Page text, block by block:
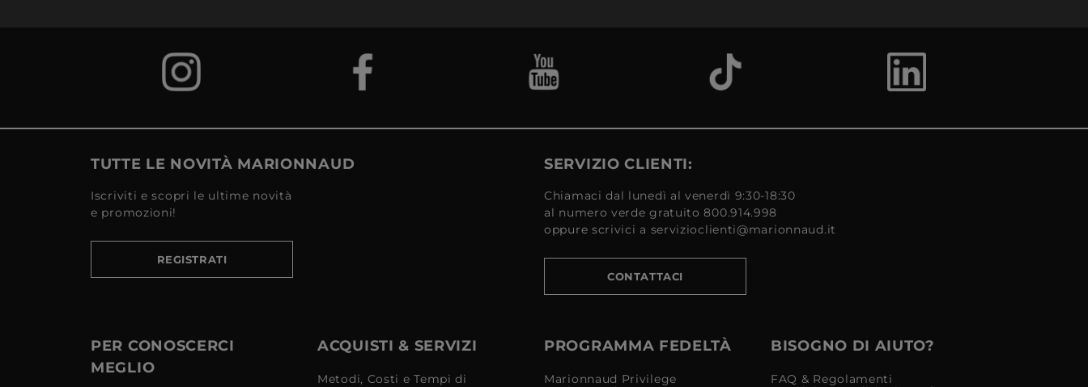
TUTTE LE NOVITÀ MARIONNAUD
Iscriviti e scopri le ultime novità
e promozioni!
REGISTRATI
SERVIZIO CLIENTI:
Chiamaci dal lunedì al venerdì 9:30-18:30
al numero verde gratuito 800.914.998
oppure scrivici a servizioclienti@marionnaud.it
CONTATTACI
PER CONOSCERCI
MEGLIO
ACQUISTI & SERVIZI
Metodi, Costi e Tempi di
PROGRAMMA FEDELTÀ
Marionnaud Privilege
BISOGNO DI AIUTO?
FAQ & Regolamenti